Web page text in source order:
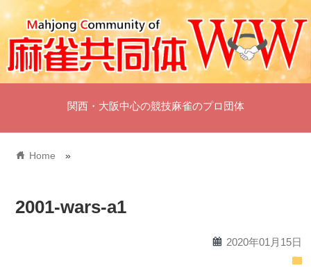
関西・大阪中心の競技麻雀のプロ団体
home Home »
2001-wars-a1
calendar 2020年01月15日
folder